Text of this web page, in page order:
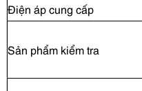
Điện áp cung cấp
Sản phẩm kiểm tra